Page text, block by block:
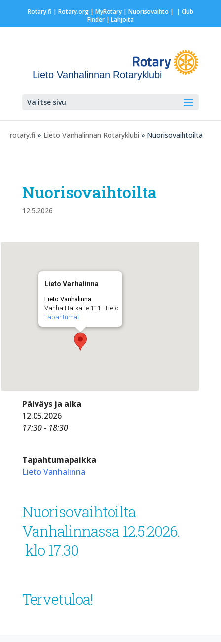
Rotary.fi | Rotary.org| MyRotary | Nuorisovaihto | | Club
Finder| Lahjoita
Lieto Vanhalinnan Rotaryklubi
Valitse sivu
rotary.fi » Lieto Vanhalinnan Rotaryklubi » Nuorisovaihtoilta
Nuorisovaihtoilta
12.5.2026
Lieto Vanhalinna
Lieto Vanhalinna
Vanha Härkätie 111 - Lieto
Tapahtumat
Päiväys ja aika
12.05.2026
17:30 - 18:30
Tapahtumapaikka
Lieto Vanhalinna
Nuorisovaihtoilta
Vanhalinnassa 12.5.2026.
klo 17.30
Tervetuloa!